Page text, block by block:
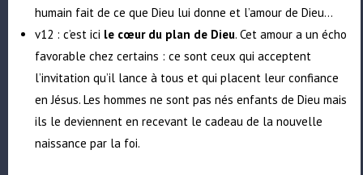
humain fait de ce que Dieu lui donne et l’amour de Dieu…
v12 : c’est ici le cœur du plan de Dieu. Cet amour a un écho
favorable chez certains : ce sont ceux qui acceptent
l’invitation qu’il lance à tous et qui placent leur confiance
en Jésus. Les hommes ne sont pas nés enfants de Dieu mais
ils le deviennent en recevant le cadeau de la nouvelle
naissance par la foi.